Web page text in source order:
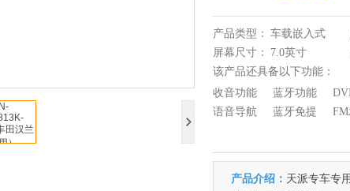
产品类型： 车载嵌入式
屏幕尺寸：
7.0英寸
该产品还具备以下功能：
收音功能
蓝牙功能
语音导航
蓝牙免提
产品介绍： 天派专车专